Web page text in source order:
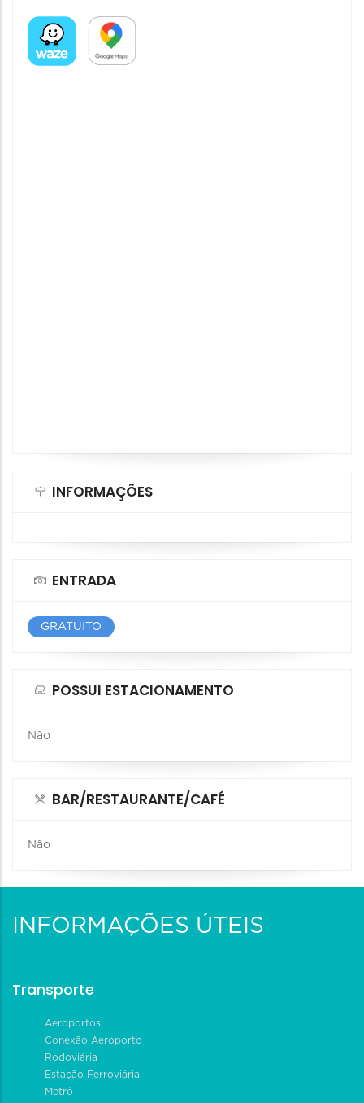
INFORMAÇÕES
ENTRADA
GRATUITO
POSSUI ESTACIONAMENTO
Não
BAR/RESTAURANTE/CAFÉ
Não
INFORMAÇÕES ÚTEIS
Transporte
Aeroportos
Conexão Aeroporto
Rodoviária
Estação Ferroviária
Metrô